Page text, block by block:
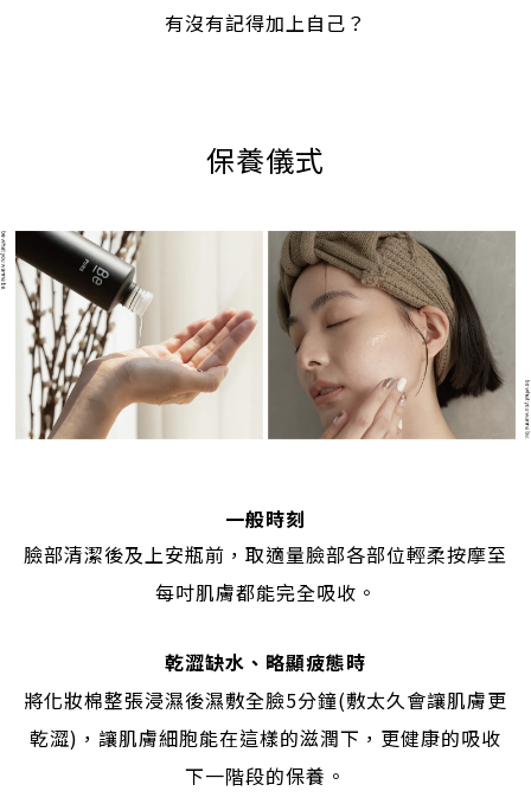
有沒有記得加上自己？
保養儀式
一般時刻
臉部清潔後及上安瓶前，取適量臉部各部位輕柔按摩至
每吋肌膚都能完全吸收。
乾澀缺水、略顯疲態時
將化妝棉整張浸濕後濕敷全臉5分鐘(敷太久會讓肌膚更
乾澀)，讓肌膚細胞能在這樣的滋潤下，更健康的吸收
下一階段的保養。
立即購買